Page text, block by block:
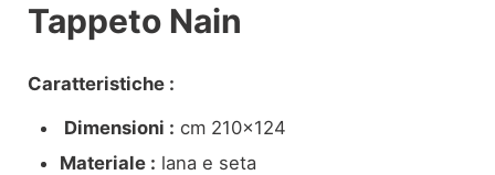
Descrizione
Tappeto Nain
Caratteristiche :
Dimensioni : cm 210×124
Materiale : lana e seta